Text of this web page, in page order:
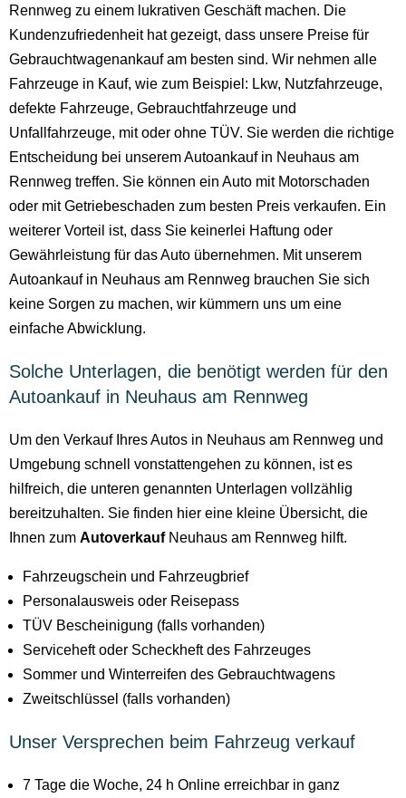
Rennweg zu einem lukrativen Geschäft machen. Die
Kundenzufriedenheit hat gezeigt, dass unsere Preise für
Gebrauchtwagenankauf am besten sind. Wir nehmen alle
Fahrzeuge in Kauf, wie zum Beispiel: Lkw, Nutzfahrzeuge,
defekte Fahrzeuge, Gebrauchtfahrzeuge und
Unfallfahrzeuge, mit oder ohne TÜV. Sie werden die richtige
Entscheidung bei unserem Autoankauf in Neuhaus am
Rennweg treffen. Sie können ein Auto mit Motorschaden
oder mit Getriebeschaden zum besten Preis verkaufen. Ein
weiterer Vorteil ist, dass Sie keinerlei Haftung oder
Gewährleistung für das Auto übernehmen. Mit unserem
Autoankauf in Neuhaus am Rennweg brauchen Sie sich
keine Sorgen zu machen, wir kümmern uns um eine
einfache Abwicklung.
Solche Unterlagen, die benötigt werden für den
Autoankauf in Neuhaus am Rennweg
Um den Verkauf Ihres Autos in Neuhaus am Rennweg und
Umgebung schnell vonstattengehen zu können, ist es
hilfreich, die unteren genannten Unterlagen vollzählig
bereitzuhalten. Sie finden hier eine kleine Übersicht, die
Ihnen zum AutoverkaufNeuhaus am Rennweg hilft.
Fahrzeugschein und Fahrzeugbrief
Personalausweis oder Reisepass
TÜV Bescheinigung (falls vorhanden)
Serviceheft oder Scheckheft des Fahrzeuges
Sommer und Winterreifen des Gebrauchtwagens
Zweitschlüssel (falls vorhanden)
Unser Versprechen beim Fahrzeug verkauf
7 Tage die Woche, 24 h Online erreichbar in ganz